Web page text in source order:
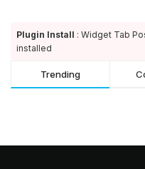
Plugin Install : Widget Tab
installed
Trending